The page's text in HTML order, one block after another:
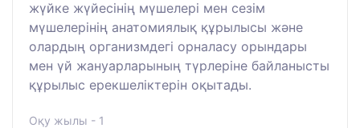
жүйке жүйесінің мүшелері мен сезім
мүшелерінің анатомиялық құрылысы және
олардың организмдегі орналасу орындары
мен үй жануарларының түрлеріне байланысты
құрылыс ерекшеліктерін оқытады.
Оқу жылы - 1